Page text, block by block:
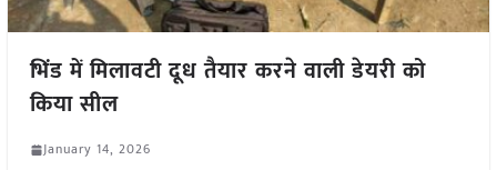
भिंड में मिलावटी दूध तैयार करने वाली डेयरी को
किया सील
January 14, 2026